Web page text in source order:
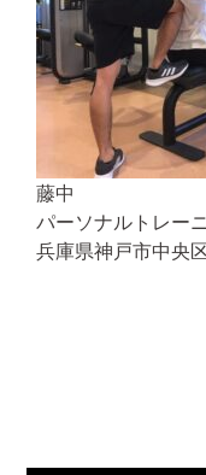
藤中
パーソナルトレー
兵庫県神戸市中央